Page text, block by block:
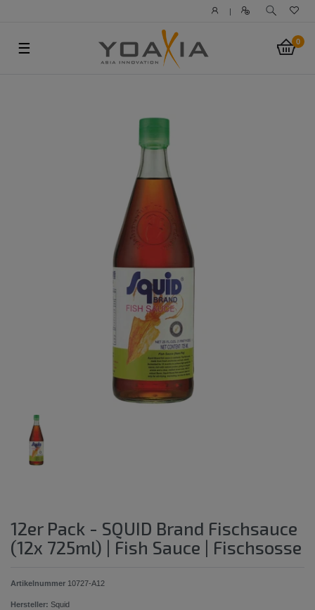
|
0
☰
12er Pack - SQUID Brand Fischsauce
(12x 725ml) | Fish Sauce | Fischsosse
Artikelnummer 10727-A12
Hersteller: Squid